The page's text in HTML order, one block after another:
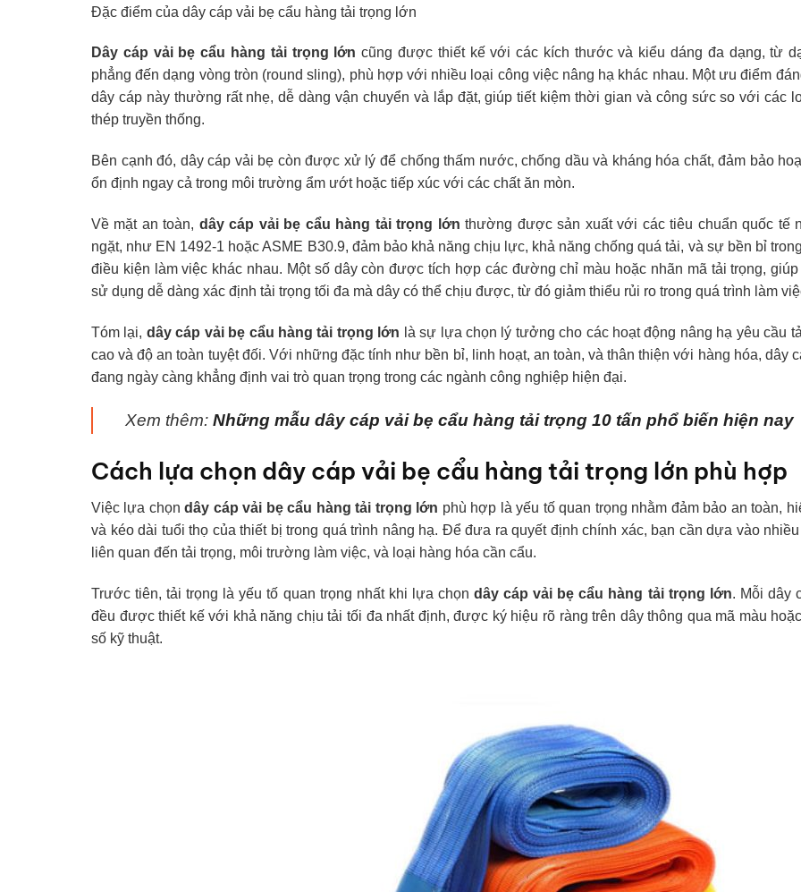
Đặc điểm của dây cáp vải bẹ cẩu hàng tải trọng lớn
Dây cáp vải bẹ cẩu hàng tải trọng lớn cũng được thiết kế với các kích thước và kiểu dáng đa dạng, từ
phẳng đến dạng vòng tròn (round sling), phù hợp với nhiều loại công việc nâng hạ khác nhau. Một ưu điểm
dây cáp này thường rất nhẹ, dễ dàng vận chuyển và lắp đặt, giúp tiết kiệm thời gian và công sức so với các
thép truyền thống.
Bên cạnh đó, dây cáp vải bẹ còn được xử lý để chống thấm nước, chống dầu và kháng hóa chất, đảm bảo
ổn định ngay cả trong môi trường ẩm ướt hoặc tiếp xúc với các chất ăn mòn.
Về mặt an toàn, dây cáp vải bẹ cẩu hàng tải trọng lớn thường được sản xuất với các tiêu chuẩn quốc tế
ngặt, như EN 1492-1 hoặc ASME B30.9, đảm bảo khả năng chịu lực, khả năng chống quá tải, và sự bền bỉ
điều kiện làm việc khác nhau. Một số dây còn được tích hợp các đường chỉ màu hoặc nhãn mã tải trọng,
sử dụng dễ dàng xác định tải trọng tối đa mà dây có thể chịu được, từ đó giảm thiểu rủi ro trong quá trình làm
Tóm lại, dây cáp vải bẹ cẩu hàng tải trọng lớn là sự lựa chọn lý tưởng cho các hoạt động nâng hạ yêu cầu
cao và độ an toàn tuyệt đối. Với những đặc tính như bền bỉ, linh hoạt, an toàn, và thân thiện với hàng hóa, dây
đang ngày càng khẳng định vai trò quan trọng trong các ngành công nghiệp hiện đại.
Xem thêm: Những mẫu dây cáp vải bẹ cẩu hàng tải trọng 10 tấn phổ biến hiện nay
Cách lựa chọn dây cáp vải bẹ cẩu hàng tải trọng lớn phù hợp
Việc lựa chọndây cáp vải bẹ cẩu hàng tải trọng lớn phù hợp là yếu tố quan trọng nhằm đảm bảo an toàn,
và kéo dài tuổi thọ của thiết bị trong quá trình nâng hạ. Để đưa ra quyết định chính xác, bạn cần dựa vào
liên quan đến tải trọng, môi trường làm việc, và loại hàng hóa cần cẩu.
Trước tiên, tải trọng là yếu tố quan trọng nhất khi lựa chọndây cáp vải bẹ cẩu hàng tải trọng lớn. Mỗi dây
đều được thiết kế với khả năng chịu tải tối đa nhất định, được ký hiệu rõ ràng trên dây thông qua mã màu
số kỹ thuật.